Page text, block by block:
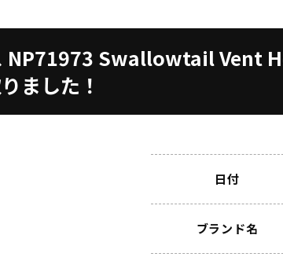
NP71973 Swallowtail Vent
ました！
日付
ブランド名